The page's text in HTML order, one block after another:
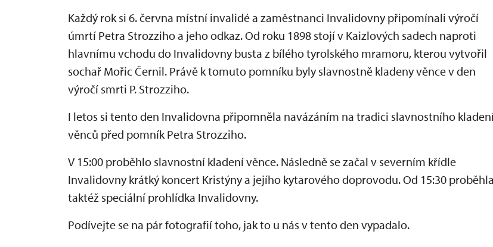
Každý rok si 6. června místní invalidé a zaměstnanci Invalidovny připomínali výročí
úmrtí Petra Strozziho a jeho odkaz. Od roku 1898 stojí v Kaizlových sadech naproti
hlavnímu vchodu do Invalidovny busta z bílého tyrolského mramoru, kterou vytvořil
sochař Mořic Černil. Právě k tomuto pomníku byly slavnostně kladeny věnce v den
výročí smrti P. Strozziho.
I letos si tento den Invalidovna připomněla navázáním na tradici slavnostního
věnců před pomník Petra Strozziho.
V 15:00 proběhlo slavnostní kladení věnce. Následně se začal v severním křídle
Invalidovny krátký koncert Kristýny a jejího kytarového doprovodu. Od 15:30 proběhla
taktéž speciální prohlídka Invalidovny.
Podívejte se na pár fotografií toho, jak to u nás v tento den vypadalo.